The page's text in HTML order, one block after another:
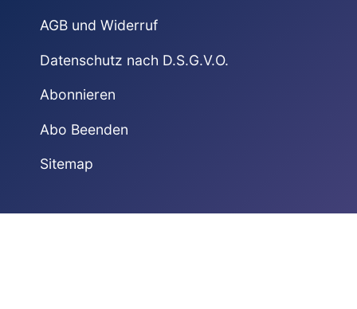
AGB und Widerruf
Datenschutz nach D.S.G.V.O.
Abonnieren
Abo Beenden
Sitemap